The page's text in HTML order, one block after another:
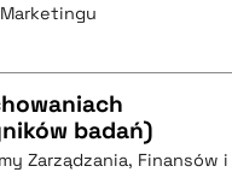
badań)
Zarządzania, Finansów i